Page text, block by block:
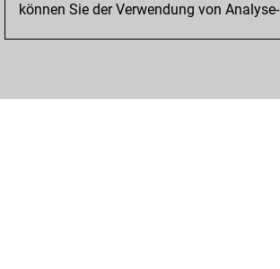
können Sie der Verwendung von